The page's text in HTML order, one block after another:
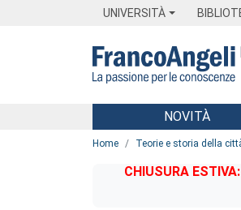
UNIVERSITÀ
Menu
NOVITÀ
Home Teorie e storia della
CHIUSURA